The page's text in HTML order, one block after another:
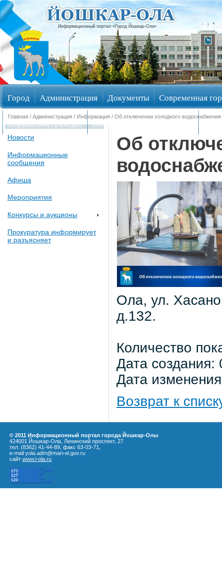
Информационный портал «Город Йошкар-Ола»
Город Администрация Документы Современная
Обращения граждан Общественные обсуждения
Главная / Администрация / Информация / Об отключении холодного водоснабжения
Новости
Информационные
сообщения
Афиша
Мероприятия
Конкурсы и аукционы
Прокуратура информирует
и разъясняет
Об
Ола, ул.
д.132.
Количество
Дата
Дата
Возврат к
© 2011 Информационный портал города Йошкар-Олы
424001 Йошкар-Ола, Ленинский проспект, 27
тел. (8362) 41-44-89, факс 63-03-71,
e-mail yola.adm@mari-el.gov.ru
сайт www.i-ola.ru